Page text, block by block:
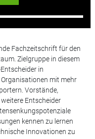
Fachzeitschrift für den
Zielgruppe in diesem
in
mit mehr
Vorstände,
Entscheider
kennen zu lernen
Innovationen zu